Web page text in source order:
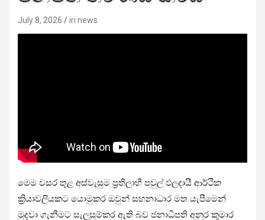
July 8, 2026 iri news
මෙම වසර තුළ අස්වැසුම ප්‍රතිලාභී පවුල් ඵලදායී ආර්ථික
ක්‍රියාවලියකට යොමුකර ඔවුන් සහනාධාර මත යැපීමෙන්
මුදවා ගැනීමට සැලසුම්කර ඇති බව ජනාධිපති අනුර කුමාර